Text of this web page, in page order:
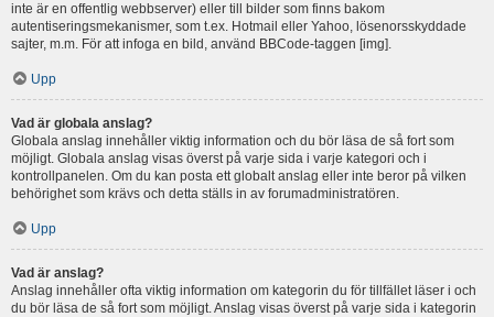
inte är en offentlig webbserver) eller till bilder som finns bakom
autentiseringsmekanismer, som t.ex. Hotmail eller Yahoo, lösenorsskyddade
sajter, m.m. För att infoga en bild, använd BBCode-taggen [img].
Upp
Vad är globala anslag?
Globala anslag innehåller viktig information och du bör läsa de så fort som
möjligt. Globala anslag visas överst på varje sida i varje kategori och i
kontrollpanelen. Om du kan posta ett globalt anslag eller inte beror på vilken
behörighet som krävs och detta ställs in av forumadministratören.
Upp
Vad är anslag?
Anslag innehåller ofta viktig information om kategorin du för tillfället läser i och
du bör läsa de så fort som möjligt. Anslag visas överst på varje sida i kategorin